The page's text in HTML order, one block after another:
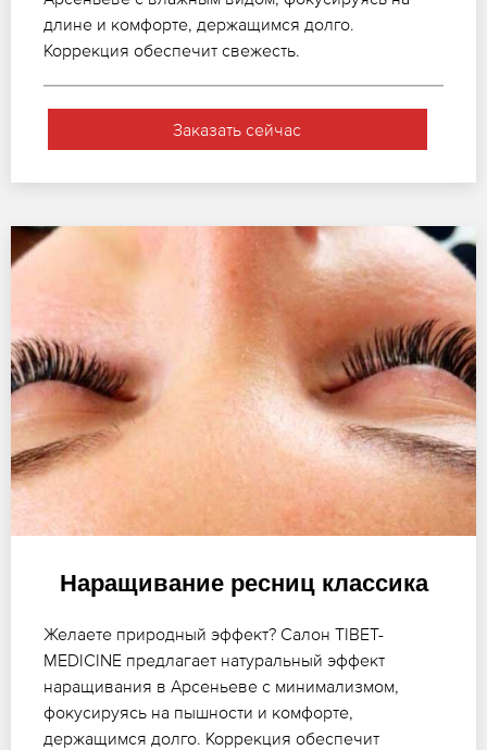
длине и комфорте, держащимся долго.
Коррекция обеспечит свежесть.
Заказать сейчас
Наращивание ресниц классика
Желаете природный эффект? Салон TIBET-
MEDICINE предлагает натуральный эффект
наращивания в Арсеньеве с минимализмом,
фокусируясь на пышности и комфорте,
держащимся долго. Коррекция обеспечит